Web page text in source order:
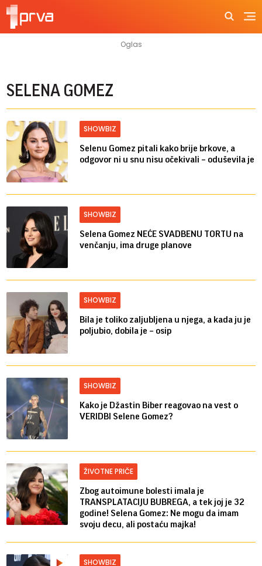
SELENA GOMEZ
SHOWBIZ
Selenu Gomez pitali kako brije brkove, a
odgovor ni u snu nisu očekivali – oduševila je
SHOWBIZ
Selena Gomez NEĆE SVADBENU TORTU na
venčanju, ima druge planove
SHOWBIZ
Bila je toliko zaljubljena u njega, a kada ju je
poljubio, dobila je – osip
SHOWBIZ
Kako je Džastin Biber reagovao na vest o
VERIDBI Selene Gomez?
ŽIVOTNE PRIČE
Zbog autoimune bolesti imala je
TRANSPLATACIJU BUBREGA, a tek joj je 32
godine! Selena Gomez: Ne mogu da imam
svoju decu, ali postaću majka!
SHOWBIZ